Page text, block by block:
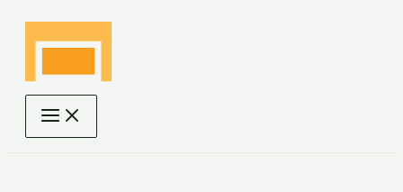
content